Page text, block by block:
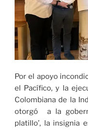
Por el apoyo
el Pacífico, y la
Colombiana de la
otorgó a la
platillo’, la insignia